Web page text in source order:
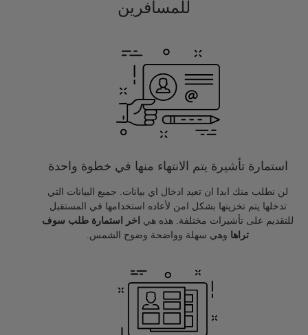
للمسافرين
استمارة تأشيرة يتم الانتهاء منها في خطوة واحدة
لن نطلب منك ابدا ان تعيد ادخال اي بيانات. جميع البيانات التي
تدخلها يتم تخزينها بشكل امن لأعاده استخدامها في المستقبل
للتقديم على تأشيرات مختلفة. هذه هي
اخر استمارة طلب سوف
تراها وهي سهلة وواضحة وضوح الشمس.